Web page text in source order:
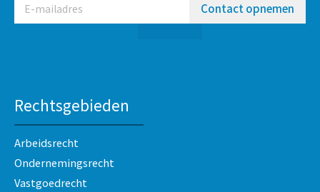
Contact opnemen
Rechtsgebieden
Arbeidsrecht
Ondernemingsrecht
Vastgoedrecht